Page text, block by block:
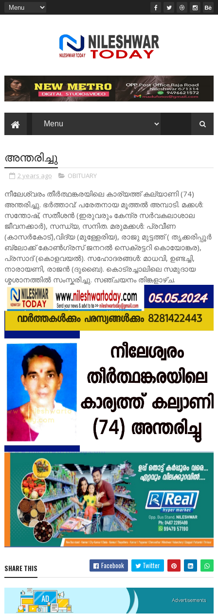
അന്തരിച്ചു
2 years ago OBITUARY
നീലേശ്വരം തീർത്ഥങ്കരയിലെ കാര്യത്ത് കല്യാണി (74)
അന്തരിച്ചു. ഭർത്താവ്: പരേതനായ മൂത്തൽ അമ്പാടി. മക്കൾ:
സന്തോഷ്, സതീശൻ (ഇരുവരും കേന്ദ്ര സർവകലാശാല
ജീവനക്കാർ), സന്ധ്യ, സനിത. മരുമക്കൾ: പ്രവീണ
(കാസർകോട്),വിദ്യ (മുള്ളേരിയ), രാജു മുട്ടത്ത് ( തൃക്കരിപ്പൂർ
ബ്ലോക്ക് കോൺഗ്രസ് ജനറൽ സെക്രട്ടറി കൊയോങ്കര),
പ്രസാദ് (കൊളവയൽ). സഹോദരങ്ങൾ: മാധവി, ഉണ്ടച്ചി,
നാരായണി, രാജൻ (ദുബൈ). കൊട്രച്ചാലിലെ സമുദായ
ശ്മശാനത്തിൽ സംസ്കരിച്ചു. സഞ്ചയനം തിങ്കളാഴ്ച.
SHARE THIS Facebook Twitter